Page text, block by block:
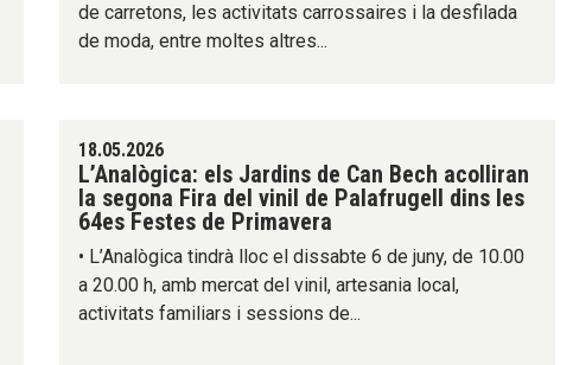
de carretons, les activitats carrossaires i la desfilada
de moda, entre moltes altres...
18.05.2026
L’Analògica: els Jardins de Can Bech acolliran
la segona Fira del vinil de Palafrugell dins les
64es Festes de Primavera
• L’Analògica tindrà lloc el dissabte 6 de juny, de 10.00
a 20.00 h, amb mercat del vinil, artesania local,
activitats familiars i sessions de...